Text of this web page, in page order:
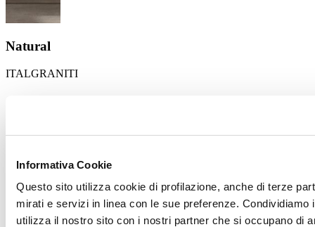
Informativa Cookie
Questo sito utilizza cookie di profilazione, anche di terze
mirati e servizi in linea con le sue preferenze.
utilizza il nostro sito con i nostri partner che si occupano di
Natural
ITALGRANITI